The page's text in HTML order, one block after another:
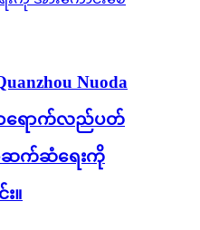
Nuoda
ာရောက်လည်ပတ်
က်ဆံရေးကို
။